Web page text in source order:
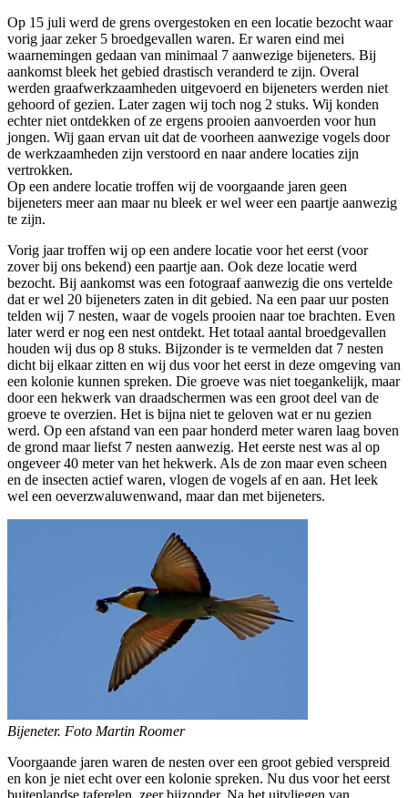
Op 15 juli werd de grens overgestoken en een locatie bezocht waar
vorig jaar zeker 5 broedgevallen waren. Er waren eind mei
waarnemingen gedaan van minimaal 7 aanwezige bijeneters. Bij
aankomst bleek het gebied drastisch veranderd te zijn. Overal
werden graafwerkzaamheden uitgevoerd en bijeneters werden niet
gehoord of gezien. Later zagen wij toch nog 2 stuks. Wij konden
echter niet ontdekken of ze ergens prooien aanvoerden voor hun
jongen. Wij gaan ervan uit dat de voorheen aanwezige vogels door
de werkzaamheden zijn verstoord en naar andere locaties zijn
vertrokken.
Op een andere locatie troffen wij de voorgaande jaren geen
bijeneters meer aan maar nu bleek er wel weer een paartje aanwezig
te zijn.
Vorig jaar troffen wij op een andere locatie voor het eerst (voor
zover bij ons bekend) een paartje aan. Ook deze locatie werd
bezocht. Bij aankomst was een fotograaf aanwezig die ons vertelde
dat er wel 20 bijeneters zaten in dit gebied. Na een paar uur posten
telden wij 7 nesten, waar de vogels prooien naar toe brachten. Even
later werd er nog een nest ontdekt. Het totaal aantal broedgevallen
houden wij dus op 8 stuks. Bijzonder is te vermelden dat 7 nesten
dicht bij elkaar zitten en wij dus voor het eerst in deze omgeving van
een kolonie kunnen spreken. Die groeve was niet toegankelijk, maar
door een hekwerk van draadschermen was een groot deel van de
groeve te overzien. Het is bijna niet te geloven wat er nu gezien
werd. Op een afstand van een paar honderd meter waren laag boven
de grond maar liefst 7 nesten aanwezig. Het eerste nest was al op
ongeveer 40 meter van het hekwerk. Als de zon maar even scheen
en de insecten actief waren, vlogen de vogels af en aan. Het leek
wel een oeverzwaluwenwand, maar dan met bijeneters.
Bijeneter. Foto Martin Roomer
Voorgaande jaren waren de nesten over een groot gebied verspreid
en kon je niet echt over een kolonie spreken. Nu dus voor het eerst
buitenlandse taferelen, zeer bijzonder. Na het uitvliegen van